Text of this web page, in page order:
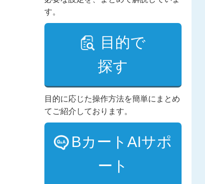
す。
目的で
探す
目的に応じた操作方法を簡単にまとめ
てご紹介しております。
BカートAIサポ
ート